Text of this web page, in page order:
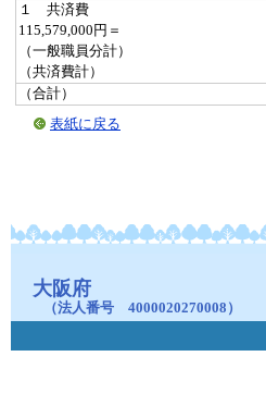
１ 共済費
115,579,000円＝
（一般職員分計）
（共済費計）
（合計）
表紙に戻る
大阪府
（法人番号 4000020270008）